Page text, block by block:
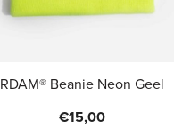
RDAM® Beanie Neon Geel
€15,00